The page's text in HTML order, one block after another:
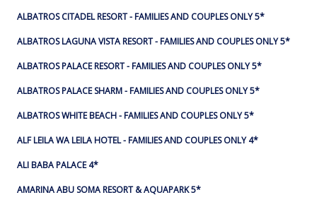
ALBATROS CITADEL RESORT - FAMILIES AND COUPLES ONLY 5*
ALBATROS LAGUNA VISTA RESORT - FAMILIES AND COUPLES ONLY 5*
ALBATROS PALACE RESORT - FAMILIES AND COUPLES ONLY 5*
ALBATROS PALACE SHARM - FAMILIES AND COUPLES ONLY 5*
ALBATROS WHITE BEACH - FAMILIES AND COUPLES ONLY 5*
ALF LEILA WA LEILA HOTEL - FAMILIES AND COUPLES ONLY 4*
ALI BABA PALACE 4*
AMARINA ABU SOMA RESORT & AQUAPARK 5*